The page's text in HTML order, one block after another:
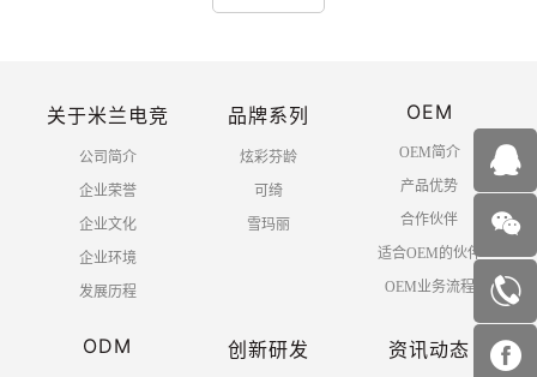
关于米兰电竞
公司简介
企业荣誉
企业文化
企业环境
发展历程
品牌系列
炫彩芬龄
可绮
雪玛丽
OEM
OEM简介
产品优势
合作伙伴
适合OEM的伙伴
OEM业务流程
ODM 创新研发 资讯动态